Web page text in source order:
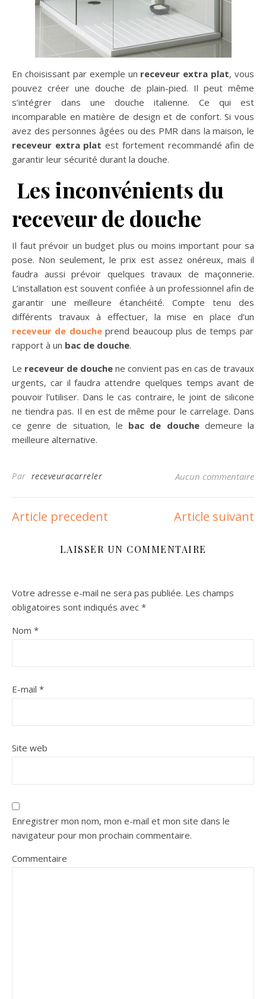
En choisissant par exemple un receveur extra plat, vous
pouvez créer une douche de plain-pied. Il peut même
s’intégrer dans une douche italienne. Ce qui est
incomparable en matière de design et de confort. Si vous
avez des personnes âgées ou des PMR dans la maison, le
receveur extra plat est fortement recommandé afin de
garantir leur sécurité durant la douche.
Les inconvénients du
receveur de douche
Il faut prévoir un budget plus ou moins important pour sa
pose. Non seulement, le prix est assez onéreux, mais il
faudra aussi prévoir quelques travaux de maçonnerie.
L’installation est souvent confiée à un professionnel afin de
garantir une meilleure étanchéité. Compte tenu des
différents travaux à effectuer, la mise en place d’un
receveur de doucheprend beaucoup plus de temps par
rapport à un bac de douche.
Le receveur de douche ne convient pas en cas de travaux
urgents, car il faudra attendre quelques temps avant de
pouvoir l’utiliser. Dans le cas contraire, le joint de silicone
ne tiendra pas. Il en est de même pour le carrelage. Dans
ce genre de situation, le bac de douchedemeure la
meilleure alternative.
Par receveuracarreler Aucun commentaire
Article precedent Article suivant
LAISSER UN COMMENTAIRE
Votre adresse e-mail ne sera pas publiée. Les champs
obligatoires sont indiqués avec *
Nom *
E-mail *
Site web
Enregistrer mon nom, mon e-mail et mon site dans le
navigateur pour mon prochain commentaire.
Commentaire